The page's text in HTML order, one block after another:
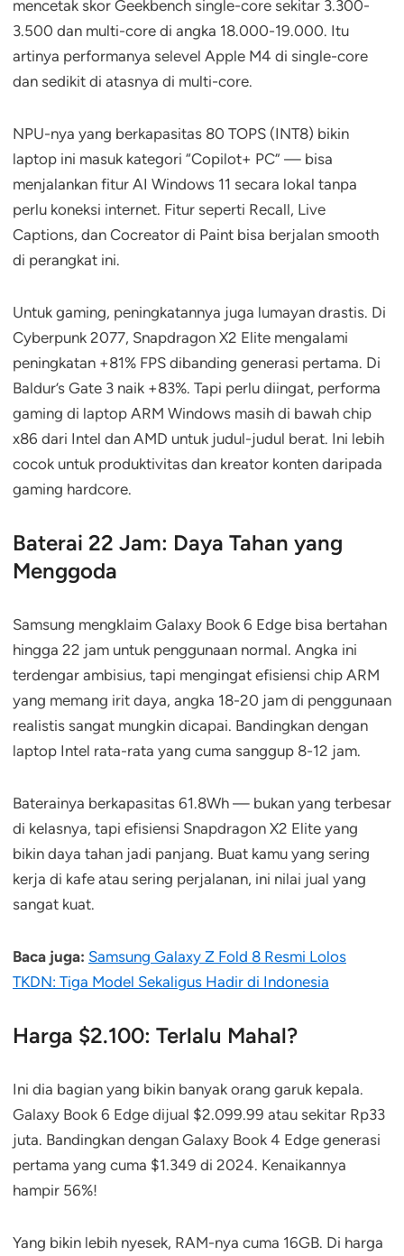
mencetak skor Geekbench single-core sekitar 3.300-
3.500 dan multi-core di angka 18.000-19.000. Itu
artinya performanya selevel Apple M4 di single-core
dan sedikit di atasnya di multi-core.
NPU-nya yang berkapasitas 80 TOPS (INT8) bikin
laptop ini masuk kategori “Copilot+ PC” — bisa
menjalankan fitur AI Windows 11 secara lokal tanpa
perlu koneksi internet. Fitur seperti Recall, Live
Captions, dan Cocreator di Paint bisa berjalan smooth
di perangkat ini.
Untuk gaming, peningkatannya juga lumayan drastis. Di
Cyberpunk 2077, Snapdragon X2 Elite mengalami
peningkatan +81% FPS dibanding generasi pertama. Di
Baldur’s Gate 3 naik +83%. Tapi perlu diingat, performa
gaming di laptop ARM Windows masih di bawah chip
x86 dari Intel dan AMD untuk judul-judul berat. Ini lebih
cocok untuk produktivitas dan kreator konten daripada
gaming hardcore.
Baterai 22 Jam: Daya Tahan yang
Menggoda
Samsung mengklaim Galaxy Book 6 Edge bisa bertahan
hingga 22 jam untuk penggunaan normal. Angka ini
terdengar ambisius, tapi mengingat efisiensi chip ARM
yang memang irit daya, angka 18-20 jam di penggunaan
realistis sangat mungkin dicapai. Bandingkan dengan
laptop Intel rata-rata yang cuma sanggup 8-12 jam.
Baterainya berkapasitas 61.8Wh — bukan yang terbesar
di kelasnya, tapi efisiensi Snapdragon X2 Elite yang
bikin daya tahan jadi panjang. Buat kamu yang sering
kerja di kafe atau sering perjalanan, ini nilai jual yang
sangat kuat.
Baca juga: Samsung Galaxy Z Fold 8 Resmi Lolos
TKDN: Tiga Model Sekaligus Hadir di Indonesia
Harga $2.100: Terlalu Mahal?
Ini dia bagian yang bikin banyak orang garuk kepala.
Galaxy Book 6 Edge dijual $2.099.99 atau sekitar Rp33
juta. Bandingkan dengan Galaxy Book 4 Edge generasi
pertama yang cuma $1.349 di 2024. Kenaikannya
hampir 56%!
Yang bikin lebih nyesek, RAM-nya cuma 16GB. Di harga